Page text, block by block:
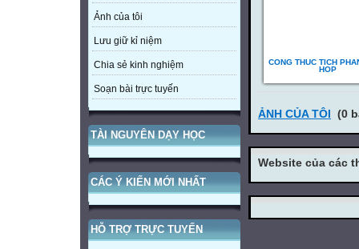
Ảnh của tôi
Lưu giữ kỉ niệm
Chia sẻ kinh nghiệm
Soạn bài trực tuyến
TÀI NGUYÊN DẠY HỌC
CÁC Ý KIẾN MỚI NHẤT
HỖ TRỢ TRỰC TUYẾN
CONG THUC TICH
HOP
ẢNH CỦA TÔI (0
Website của các